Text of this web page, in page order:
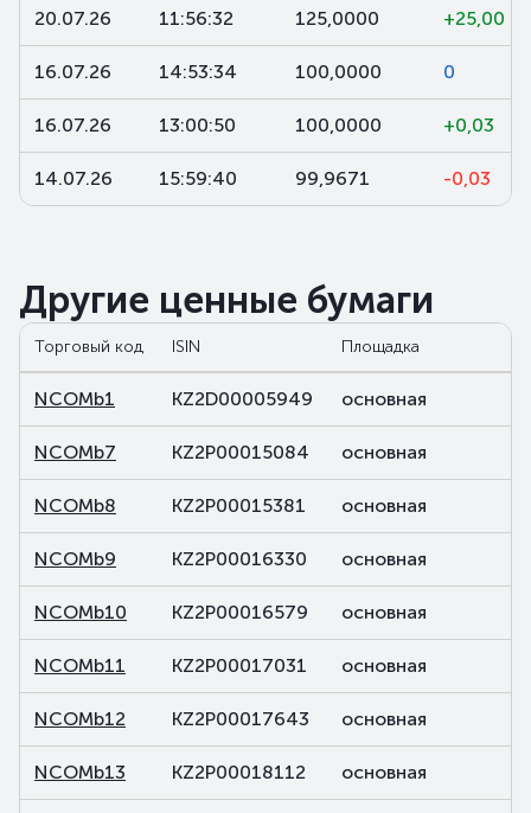
20.07.26 11:56:32 125,0000 +25,00
16.07.26 14:53:34 100,0000 0
16.07.26 13:00:50 100,0000 +0,03
14.07.26 15:59:40 99,9671 -0,03
Другие ценные бумаги
Торговый код ISIN Площадка
NCOMb1 KZ2D00005949 основная
NCOMb7 KZ2P00015084 основная
NCOMb8 KZ2P00015381 основная
NCOMb9 KZ2P00016330 основная
NCOMb10 KZ2P00016579 основная
NCOMb11 KZ2P00017031 основная
NCOMb12 KZ2P00017643 основная
NCOMb13 KZ2P00018112 основная